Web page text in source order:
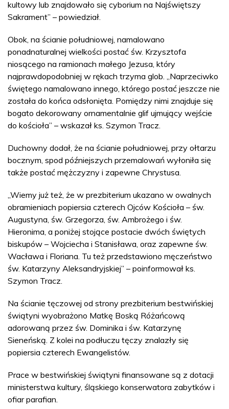
kultowy lub znajdowało się cyborium na Najświętszy
Sakrament” – powiedział.
Obok, na ścianie południowej, namalowano
ponadnaturalnej wielkości postać św. Krzysztofa
niosącego na ramionach małego Jezusa, który
najprawdopodobniej w rękach trzyma glob. „Naprzeciwko
świętego namalowano innego, którego postać jeszcze nie
została do końca odsłonięta. Pomiędzy nimi znajduje się
bogato dekorowany ornamentalnie glif ujmujący wejście
do kościoła” – wskazał ks. Szymon Tracz.
Duchowny dodał, że na ścianie południowej, przy ołtarzu
bocznym, spod późniejszych przemalowań wyłoniła się
także postać mężczyzny i zapewne Chrystusa.
„Wiemy już też, że w prezbiterium ukazano w owalnych
obramieniach popiersia czterech Ojców Kościoła – św.
Augustyna, św. Grzegorza, św. Ambrożego i św.
Hieronima, a poniżej stojące postacie dwóch świętych
biskupów – Wojciecha i Stanisława, oraz zapewne św.
Wacława i Floriana. Tu też przedstawiono męczeństwo
św. Katarzyny Aleksandryjskiej” – poinformował ks.
Szymon Tracz.
Na ścianie tęczowej od strony prezbiterium bestwińskiej
świątyni wyobrażono Matkę Boską Różańcową
adorowaną przez św. Dominika i św. Katarzynę
Sieneńską. Z kolei na podłuczu tęczy znalazły się
popiersia czterech Ewangelistów.
Prace w bestwińskiej świątyni finansowane są z dotacji
ministerstwa kultury, śląskiego konserwatora zabytków i
ofiar parafian.